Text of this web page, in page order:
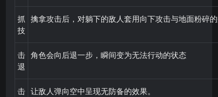
抓
技
擒拿攻击后，对躺下的敌人套用向下攻击与地面粉碎
击
退
角色会向后退一步，瞬间变为无法行动的状态
击 让敌人弹向空中呈现无防备的效果。